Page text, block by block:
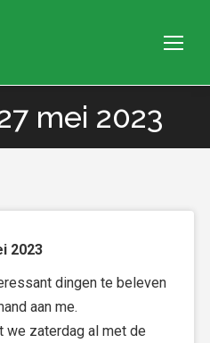
mei 2023
hier:
2023
dingen te beleven
aan me.
we zaterdag al met de